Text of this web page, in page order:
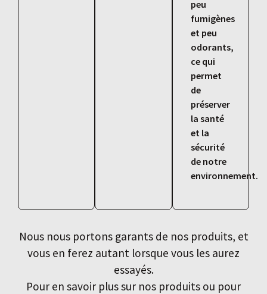
peu
fumigènes
et peu
odorants,
ce qui
permet
de
préserver
la santé
et la
sécurité
de notre
environnement.
Nous nous portons garants de nos produits, et
vous en ferez autant lorsque vous les aurez
essayés.
Pour en savoir plus sur nos produits ou pour